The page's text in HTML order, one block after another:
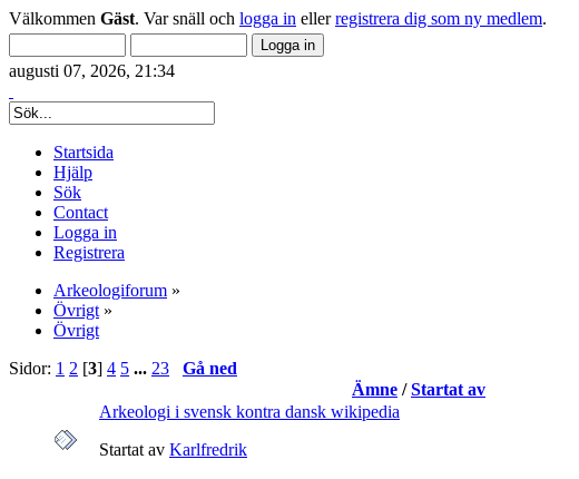
Välkommen Gäst. Var snäll och logga in ellerregistrera dig som ny medlem.
augusti 07, 2026, 21:34
Startsida
Hjälp
Sök
Contact
Logga in
Registrera
Arkeologiforum »
Övrigt »
Övrigt
Sidor: 1 2 [3] 4 5 ... 23
Gå ned
Ämne /Startat av
Arkeologi i svensk kontra dansk wikipedia
Startat av Karlfredrik